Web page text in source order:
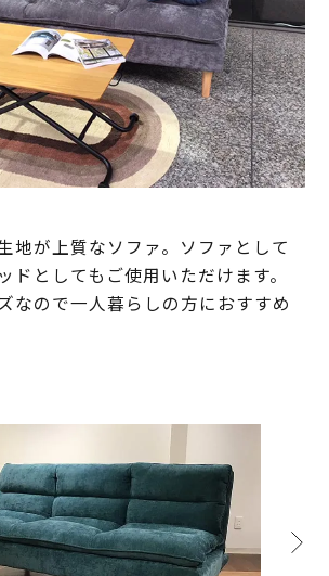
地が上質なソファ。ソファとして
ドとしてもご使用いただけます。
なので一人暮らしの方におすすめ